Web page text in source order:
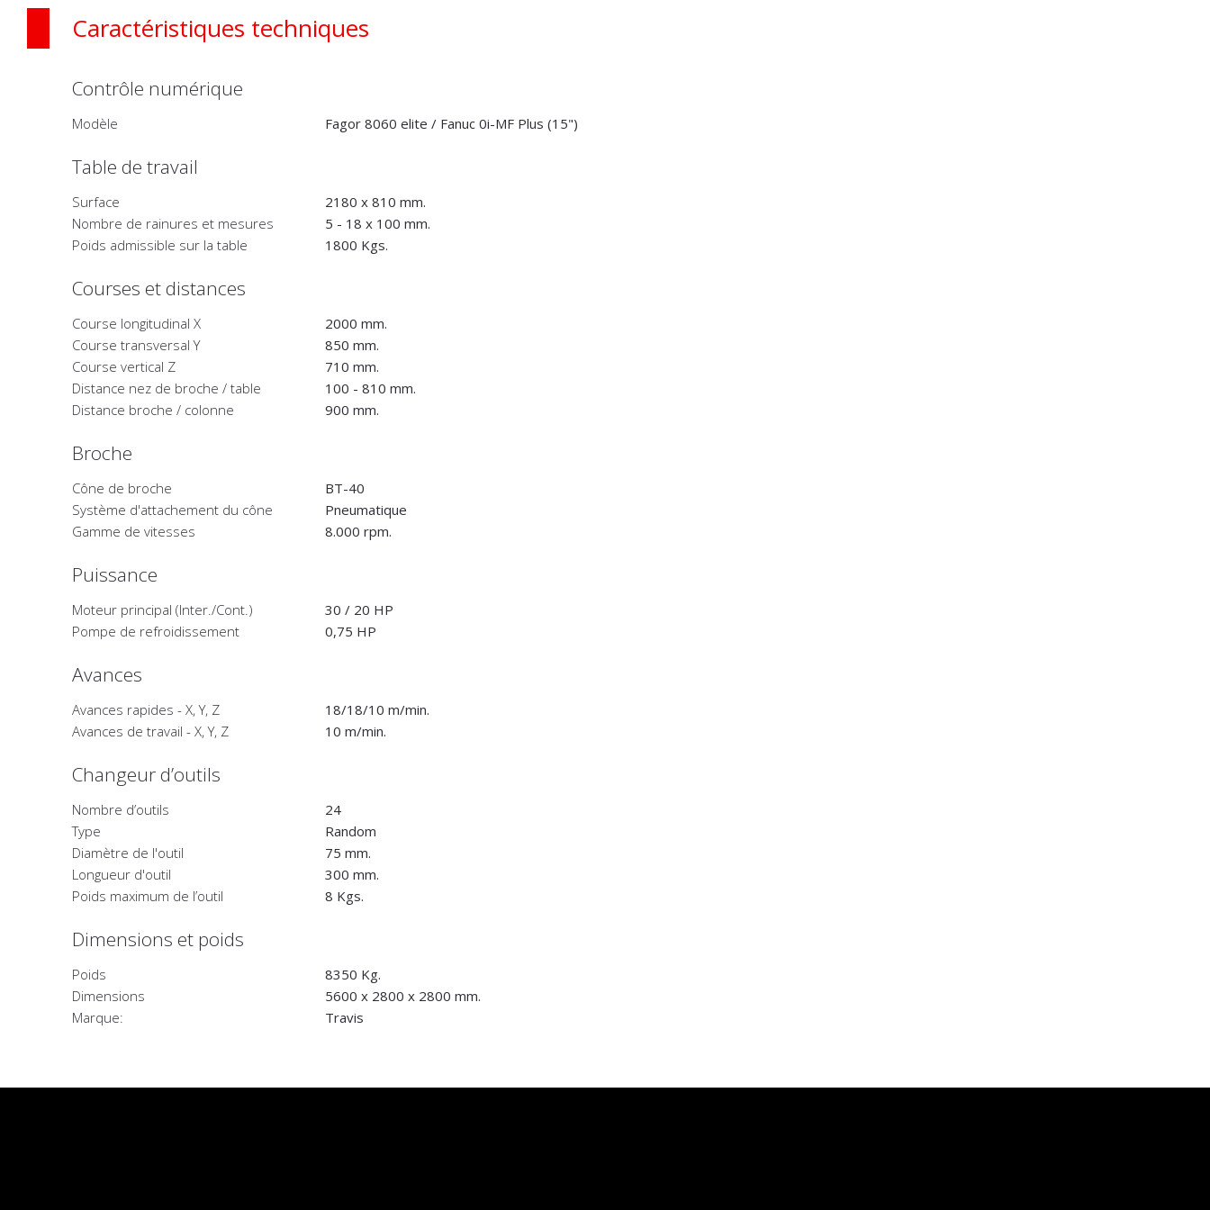
Caractéristiques techniques
Contrôle numérique
Modèle Fagor 8060 elite / Fanuc 0i-MF Plus (15")
Table de travail
Surface
2180 x 810 mm.
Nombre de rainures et mesures
5 - 18 x 100 mm.
Poids admissible sur la table
1800 Kgs.
Courses et distances
Course longitudinal X
2000 mm.
Course transversal Y
850 mm.
Course vertical Z
710 mm.
Distance nez de broche / table
100 - 810 mm.
Distance broche / colonne
900 mm.
Broche
Cône de broche
BT-40
Système d'attachement du cône
Pneumatique
Gamme de vitesses
8.000 rpm.
Puissance
Moteur principal (Inter./Cont.)
30 / 20 HP
Pompe de refroidissement
0,75 HP
Avances
Avances rapides - X, Y, Z
18/18/10 m/min.
Avances de travail - X, Y, Z
10 m/min.
Changeur d’outils
Nombre d’outils
24
Type
Random
Diamètre de l'outil
75 mm.
Longueur d'outil
300 mm.
Poids maximum de l’outil
8 Kgs.
Dimensions et poids
Poids
8350 Kg.
Dimensions
5600 x 2800 x 2800 mm.
Marque:
Travis